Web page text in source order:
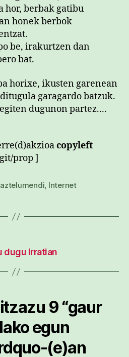
hor, berbak gatibu
honek berbok
be, irakurtzen dan
bat.
horixe, ikusten garenean
garagardo batzuk.
copyleft
prop ]
, Internet
dugu irratian
9 “gaur
egun
(e)an